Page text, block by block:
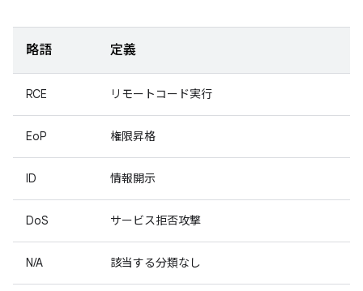
略語 定義
RCE リモートコード実行
EoP 権限昇格
ID 情報開示
DoS サービス拒否攻撃
N/A 該当する分類なし